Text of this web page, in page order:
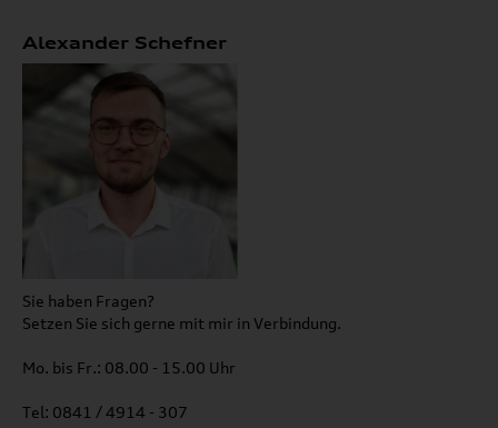
Alexander Schefner
Sie haben Fragen?
Setzen Sie sich gerne mit mir in Verbindung.
Mo. bis Fr.: 08.00 - 15.00 Uhr
Tel: 0841 / 4914 - 307